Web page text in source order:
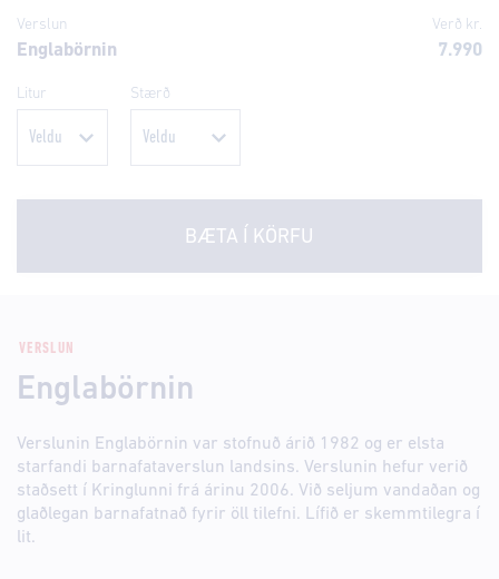
Verslun Verð kr.
Englabörnin 7.990
Litur Stærð
BÆTA Í KÖRFU
VERSLUN
Englabörnin
Verslunin Englabörnin var stofnuð árið 1982 og er elsta
starfandi barnafataverslun landsins. Verslunin hefur verið
staðsett í Kringlunni frá árinu 2006. Við seljum vandaðan og
glaðlegan barnafatnað fyrir öll tilefni. Lífið er skemmtilegra í
lit.